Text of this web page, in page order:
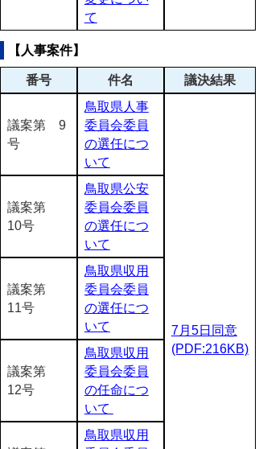
て
【人事案件】
番号 件名 議決結果
議案第 9
号
鳥取県人事
委員会委員
の選任につ
いて
7月5日同意
(PDF:216KB)
議案第
10号
鳥取県公安
委員会委員
の選任につ
いて
議案第
11号
鳥取県収用
委員会委員
の選任につ
いて
議案第
12号
鳥取県収用
委員会委員
の任命につ
いて
鳥取県収用